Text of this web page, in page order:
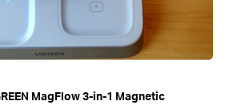
MagFlow 3-in-1 Magnetic